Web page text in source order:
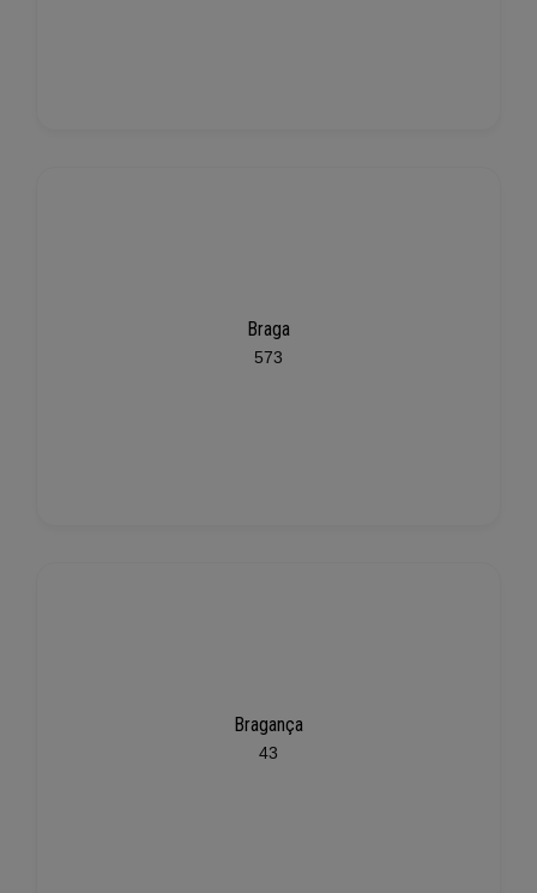
Braga
573
Bragança
43